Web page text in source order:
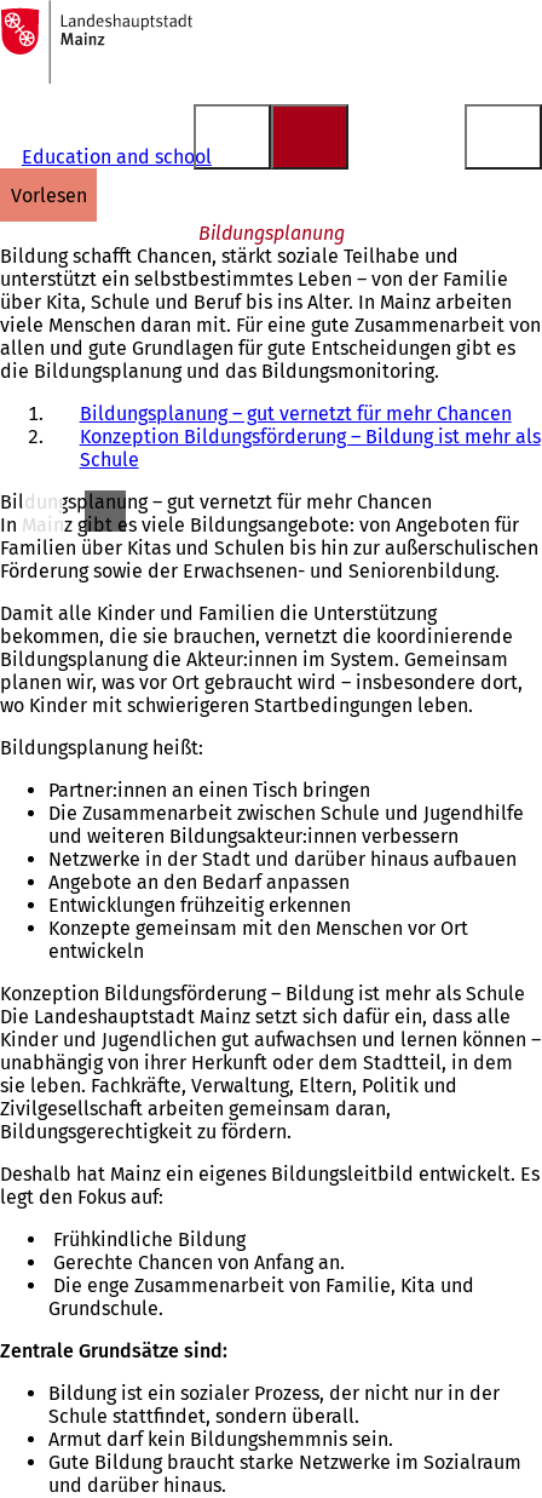
Inhalt anspringen
Zur
Startseite
Education and school
vorlesen
Bildungsplanung
Bildung schafft Chancen, stärkt soziale Teilhabe und
unterstützt ein selbstbestimmtes Leben – von der Familie
über Kita, Schule und Beruf bis ins Alter. In Mainz arbeiten
viele Menschen daran mit. Für eine gute Zusammenarbeit von
allen und gute Grundlagen für gute Entscheidungen gibt es
die Bildungsplanung und das Bildungsmonitoring.
Bildungsplanung – gut vernetzt für mehr Chancen
Konzeption Bildungsförderung – Bildung ist mehr als
Schule
Bildungsplanung – gut vernetzt für mehr Chancen
In Mainz gibt es viele Bildungsangebote: von Angeboten für
Familien über Kitas und Schulen bis hin zur außerschulischen
Förderung sowie der Erwachsenen- und Seniorenbildung.
Damit alle Kinder und Familien die Unterstützung
bekommen, die sie brauchen, vernetzt die koordinierende
Bildungsplanung die Akteur:innen im System. Gemeinsam
planen wir, was vor Ort gebraucht wird – insbesondere dort,
wo Kinder mit schwierigeren Startbedingungen leben.
Bildungsplanung heißt:
Partner:innen an einen Tisch bringen
Die Zusammenarbeit zwischen Schule und Jugendhilfe
und weiteren Bildungsakteur:innen verbessern
Netzwerke in der Stadt und darüber hinaus aufbauen
Angebote an den Bedarf anpassen
Entwicklungen frühzeitig erkennen
Konzepte gemeinsam mit den Menschen vor Ort
entwickeln
Konzeption Bildungsförderung – Bildung ist mehr als Schule
Die Landeshauptstadt Mainz setzt sich dafür ein, dass alle
Kinder und Jugendlichen gut aufwachsen und lernen können –
unabhängig von ihrer Herkunft oder dem Stadtteil, in dem
sie leben. Fachkräfte, Verwaltung, Eltern, Politik und
Zivilgesellschaft arbeiten gemeinsam daran,
Bildungsgerechtigkeit zu fördern.
Deshalb hat Mainz ein eigenes Bildungsleitbild entwickelt. Es
legt den Fokus auf:
Frühkindliche Bildung
Gerechte Chancen von Anfang an.
Die enge Zusammenarbeit von Familie, Kita und
Grundschule.
Zentrale Grundsätze sind:
Bildung ist ein sozialer Prozess, der nicht nur in der
Schule stattfindet, sondern überall.
Armut darf kein Bildungshemmnis sein.
Gute Bildung braucht starke Netzwerke im Sozialraum
und darüber hinaus.